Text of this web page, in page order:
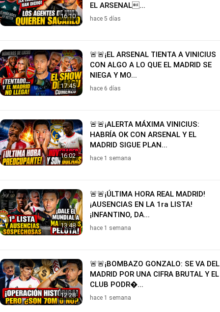
16:10
EL ARSENAL...
hace 5 días
17:45
🚨🚨¡EL ARSENAL TIENTA A VINICIUS
CON ALGO A LO QUE EL MADRID SE
NIEGA Y MO...
hace 6 días
16:02
🚨🚨¡ALERTA MÁXIMA VINICIUS:
HABRÍA OK CON ARSENAL Y EL
MADRID SIGUE PLAN...
hace 1 semana
13:48
🚨🚨¡ÚLTIMA HORA REAL MADRID!
¡AUSENCIAS EN LA 1ra LISTA!
¡INFANTINO, DA...
hace 1 semana
12:28
🚨🚨¡BOMBAZO GONZALO: SE VA DEL
MADRID POR UNA CIFRA BRUTAL Y EL
CLUB PODR�...
hace 1 semana